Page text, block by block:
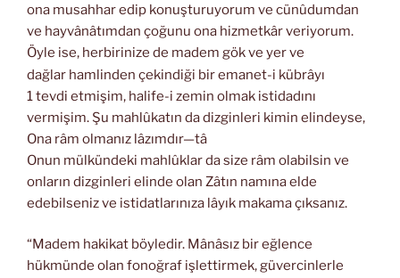
ona musahhar edip konuşturuyorum ve cünûdumdan
ve hayvânâtımdan çoğunu ona hizmetkâr veriyorum.
Öyle ise, herbirinize de madem gök ve yer ve
dağlar hamlinden çekindiği bir emanet-i kübrâyı
1 tevdi etmişim, halife-i zemin olmak istidadını
vermişim. Şu mahlûkatın da dizginleri kimin elindeyse,
Ona râm olmanız lâzımdır—tâ
Onun mülkündeki mahlûklar da size râm olabilsin ve
onların dizginleri elinde olan Zâtın namına elde
edebilseniz ve istidatlarınıza lâyık makama çıksanız.
“Madem hakikat böyledir. Mânâsız bir eğlence
hükmünde olan fonoğraf işlettirmek, güvercinlerle